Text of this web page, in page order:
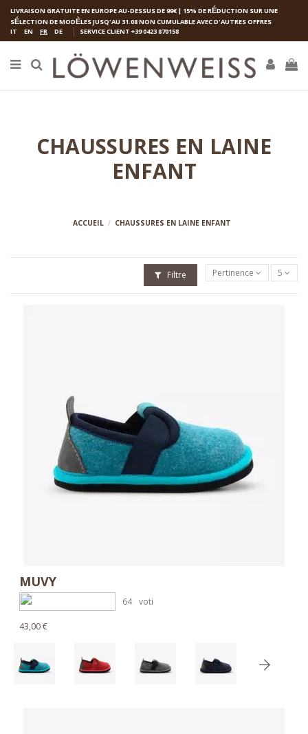
LIVRAISON GRATUITE EN EUROPE AU-DESSUS DE 99€ | 15% DE RÉDUCTION SUR UNE
SÉLECTION DE MODÈLES JUSQ'AU 31.08 NON CUMULABLE AVEC D'AUTRES OFFRES
IT
EN FR DE SERVICE CLIENT +39 0423 870158
CHAUSSURES EN LAINE
ENFANT
ACCUEIL CHAUSSURES EN LAINE ENFANT
Filtre Pertinence 5
MUVY
64 voti
43,00 €